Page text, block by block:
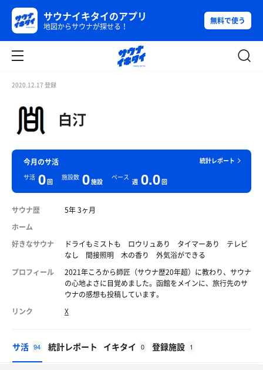
サウナイキタイのアプリ
地図からサウナが探せる！
無料で使う
2020.12.17 登録
白汀
統計レポート
今月のサ活
サ活 0回
施設数 0施設
ペース
週 0.0回
サウナ歴
5年 3ヶ月
ホーム
好きなサウナ
ドライもミストも ロウリュあり タイマーあり テレビ
なし 間接照明 木の香り 外気浴ができる
プロフィール
2021年ころから師匠（サウナ歴20年超）に教わり、サウナ
の心地よさに目覚めました。函館をメインに、旅行先のサ
ウナの感想も投稿しています。
リンク
X
サ活 94 統計レポート イキタイ 0 登録施設 1